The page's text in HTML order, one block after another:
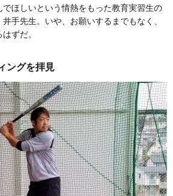
でほしいという情熱をもった教育実習生の
手先生。いや、お願いするまでもなく、
ずだ。
ングを拝見